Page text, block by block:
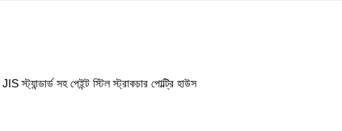
স্ট্যান্ডার্ড সহ পেইন্ট স্টিল স্ট্রাকচার পোল্ট্রি হাউস